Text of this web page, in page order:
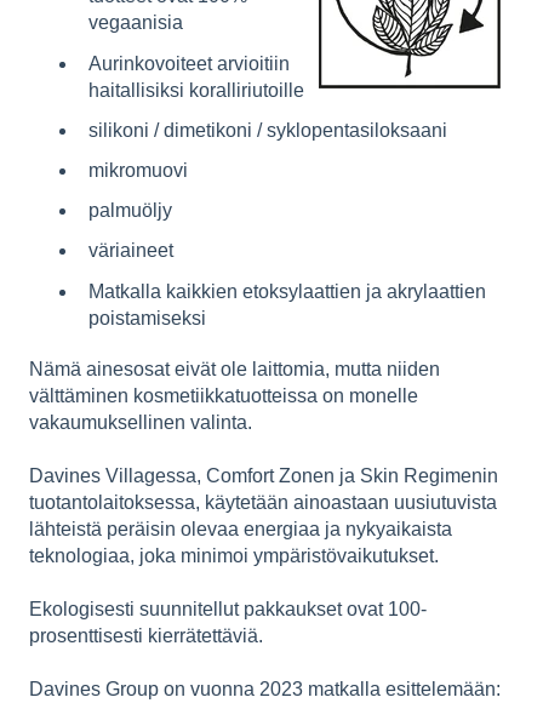
vegaanisia
Aurinkovoiteet arvioitiin
haitallisiksi koralliriutoille
silikoni / dimetikoni / syklopentasiloksaani
mikromuovi
palmuöljy
väriaineet
Matkalla kaikkien etoksylaattien ja akrylaattien
poistamiseksi
Nämä ainesosat eivät ole laittomia, mutta niiden
välttäminen kosmetiikkatuotteissa on monelle
vakaumuksellinen valinta.
Davines Villagessa, Comfort Zonen ja Skin Regimenin
tuotantolaitoksessa, käytetään ainoastaan uusiutuvista
lähteistä peräisin olevaa energiaa ja nykyaikaista
teknologiaa, joka minimoi ympäristövaikutukset.
Ekologisesti suunnitellut pakkaukset ovat 100-
prosenttisesti kierrätettäviä.
Davines Group on vuonna 2023 matkalla esittelemään: